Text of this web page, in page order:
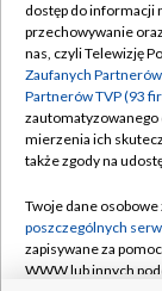
Abonament
Emisja w TVP
Centrum
Naziemna
Rada
System NOS
dostęp do informacji
przechowywanie
nas, czyli Telewizję
Zaufanych
Partnerów TVP (93
zautomatyzowanego
mierzenia ich
także zgody na
Twoje dane
poszczególnych
zapisywane za
WWW lub innych